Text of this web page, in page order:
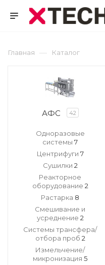
Главная — Каталог
АФС 42
Одноразовые
системы 7
Центрифуги 7
Сушилки 2
Реакторное
оборудование 2
Растарка 8
Смешивание и
усреднение 2
Системы трансфера/
отбора проб 2
Измельчение/
микронизация 5